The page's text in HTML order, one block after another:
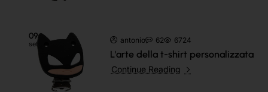
09
set antonio 62 6724
L'arte della t-shirt personalizzata
Continue Reading